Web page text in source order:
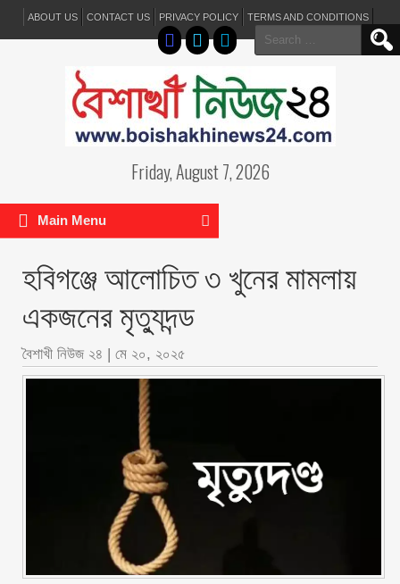
ABOUT US CONTACT US PRIVACY POLICY TERMS AND CONDITIONS
Search
for:
Friday, August 7, 2026
Main Menu
হবিগঞ্জে আলোচিত ৩ খুনের মামলায়
একজনের মৃত্যুদন্ড
বৈশাখী নিউজ ২৪ | মে ২০, ২০২৫